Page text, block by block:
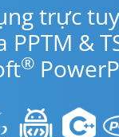
trực
PPTM &
®